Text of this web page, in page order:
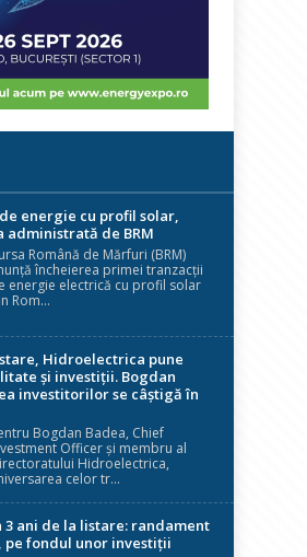
energie cu profil solar,
administrată de BRM
Română de Mărfuri (BRM)
încheierea primei tranzacții
energie electrică cu profil solar
Rom...
Hidroelectrica pune
și investiții. Bogdan
investitorilor se câștigă în
Bogdan Badea, Chief
Officer și membru al
Hidroelectrica,
celor tr...
ani de la listare: randament
pe fondul unor investiții